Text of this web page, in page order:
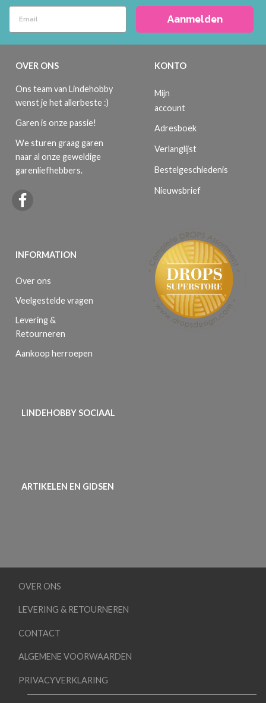
Aanmelden
OVER ONS
Ons team van Lindehobby
wenst je het allerbeste :)
Garen is onze passie!
We sturen graag garen
naar al onze geweldige
garenliefhebbers.
INFORMATION
Over ons
Veelgestelde vragen
Levering &
Retourneren
Aankoop herroepen
KONTO
Mijn
account
Adresboek
Verlanglijst
Bestelgeschiedenis
Nieuwsbrief
LINDEHOBBY SOCIAAL
ARTIKELEN EN GIDSEN
OVER ONS
LEVERING & RETOURNEREN
CONTACT
ALGEMENE VOORWAARDEN
PRIVACYVERKLARING